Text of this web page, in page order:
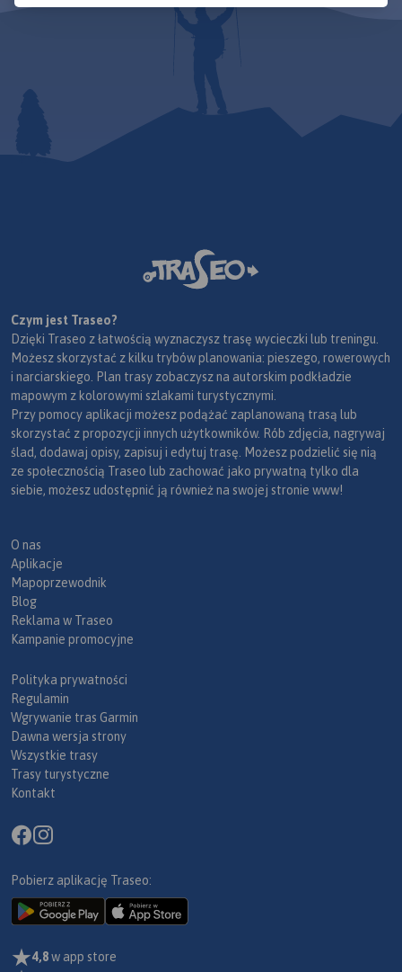
Czym jest Traseo?
Dzięki Traseo z łatwością wyznaczysz trasę wycieczki lub treningu.
Możesz skorzystać z kilku trybów planowania: pieszego, rowerowych
i narciarskiego. Plan trasy zobaczysz na autorskim podkładzie
mapowym z kolorowymi szlakami turystycznymi.
Przy pomocy aplikacji możesz podążać zaplanowaną trasą lub
skorzystać z propozycji innych użytkowników. Rób zdjęcia, nagrywaj
ślad, dodawaj opisy, zapisuj i edytuj trasę. Możesz podzielić się nią
ze społecznością Traseo lub zachować jako prywatną tylko dla
siebie, możesz udostępnić ją również na swojej stronie www!
O nas
Aplikacje
Mapoprzewodnik
Blog
Reklama w Traseo
Kampanie promocyjne
Polityka prywatności
Regulamin
Wgrywanie tras Garmin
Dawna wersja strony
Wszystkie trasy
Trasy turystyczne
Kontakt
Pobierz aplikację Traseo:
4,8w app store